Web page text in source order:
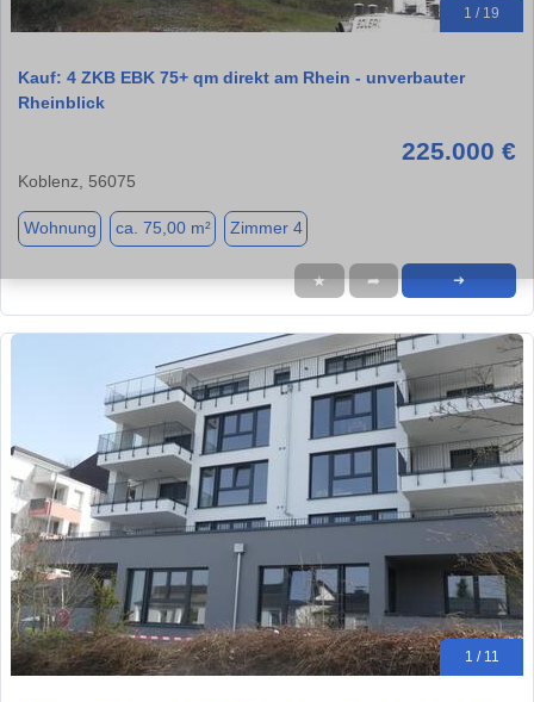
1 / 19
Kauf: 4 ZKB EBK 75+ qm direkt am Rhein - unverbauter
Rheinblick
225.000 €
Koblenz, 56075
Wohnung ca. 75,00 m² Zimmer 4
★ ➦ ➜
1 / 11